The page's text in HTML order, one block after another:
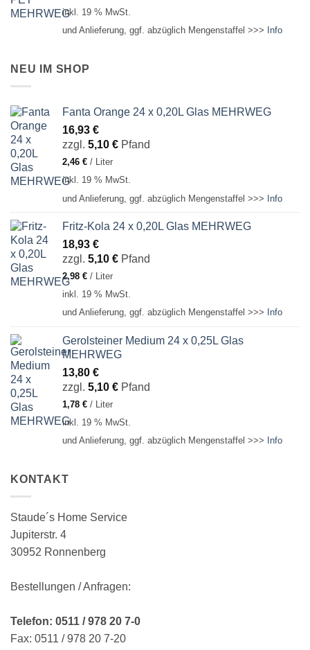
inkl. 19 % MwSt.
und Anlieferung, ggf. abzüglich Mengenstaffel >>> Info
NEU IM SHOP
Fanta Orange 24 x 0,20L Glas MEHRWEG
16,93 €
zzgl. 5,10 € Pfand
2,46 € / Liter
inkl. 19 % MwSt.
und Anlieferung, ggf. abzüglich Mengenstaffel >>> Info
Fritz-Kola 24 x 0,20L Glas MEHRWEG
18,93 €
zzgl. 5,10 € Pfand
2,98 € /
Liter
inkl. 19 % MwSt.
und Anlieferung, ggf. abzüglich Mengenstaffel >>> Info
Gerolsteiner Medium 24 x 0,25L Glas
MEHRWEG
13,80 €
zzgl. 5,10 € Pfand
1,78 € / Liter
inkl. 19 % MwSt.
und Anlieferung, ggf. abzüglich Mengenstaffel >>> Info
KONTAKT
Staude´s Home Service
Jupiterstr. 4
30952 Ronnenberg
Bestellungen / Anfragen:
Telefon: 0511 / 978 20 7-0
Fax: 0511 / 978 20 7-20